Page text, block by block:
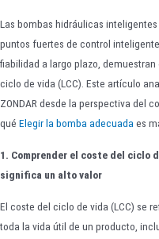
Las bombas hidráulicas inteligentes
puntos fuertes de control
fiabilidad a largo plazo,
ciclo de vida (LCC). Este artículo
ZONDAR desde la perspectiva del
qué Elegir la bomba adecuadaes
1. Comprender el coste del ciclo
significa un alto valor
El coste del ciclo de vida (LCC) se
toda la vida útil de un producto,